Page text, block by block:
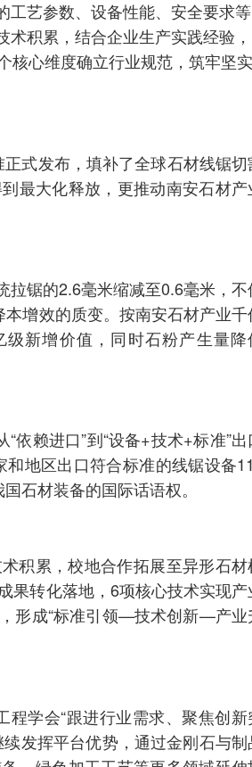
工艺参数、设备性能、安全要求等
积累，结合企业生产实践经验，
核心维度确立行业规范，筑牢坚实
式发布，填补了全球石材线锯切
最大化释放，更推动南安石材产
锯的2.6毫米缩减至0.6毫米，不
增效的质变。按南安石材产业千
新增价值，同时石粉产生量降
依赖进口”到“设备+技术+标准”出
地区出口符合标准的线锯设备
石材装备的国际话语权。
积累，校地合作拓展至异形石材
果转化落地，6项核心技术实现产
形成“标准引领—技术创新—产业
程学会“跟进行业需求、聚焦创新
发挥平台优势，通过金刚石与制